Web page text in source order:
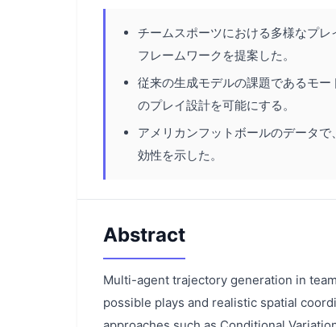
チームスポーツにおける多様なプ
フレームワークを提案した。
従来の生成モデルの課題であるモ
のプレイ設計を可能にする。
アメリカンフットボールのデータ
効性を示した。
Abstract
Multi-agent trajectory generation in
possible plays and realistic spatial